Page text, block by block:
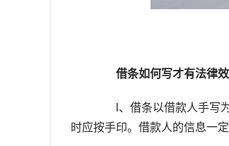
借条如何写才有法律
l、借条以借款人手写为
时应按手印。借款人的信息一